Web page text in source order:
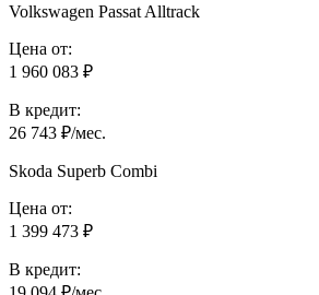
Volkswagen Passat Alltrack
Цена от:
1 960 083 ₽
В кредит:
26 743 ₽/мес.
Skoda Superb Combi
Цена от:
1 399 473 ₽
В кредит: